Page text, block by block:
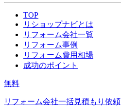
TOP
リショップナビとは
リフォーム会社一覧
リフォーム事例
リフォーム費用相場
成功のポイント
無料
リフォーム会社一括見積もり依頼